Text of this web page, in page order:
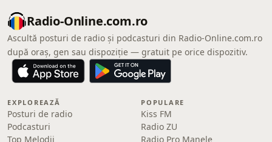
Radio-Online.com.ro
Ascultă posturi de radio și podcasturi din Radio-Online.com.ro
după oraș, gen sau dispoziție — gratuit pe orice dispozitiv.
EXPLOREAZĂ
Posturi de radio
Podcasturi
Top Melodii
POPULARE
Kiss FM
Radio ZU
Radio Pro Manele